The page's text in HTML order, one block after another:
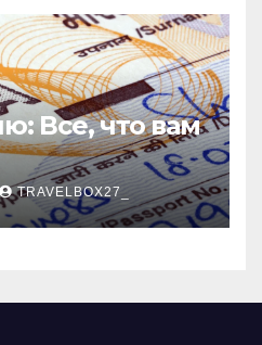
Все, что вам
TRAVELBOX27_